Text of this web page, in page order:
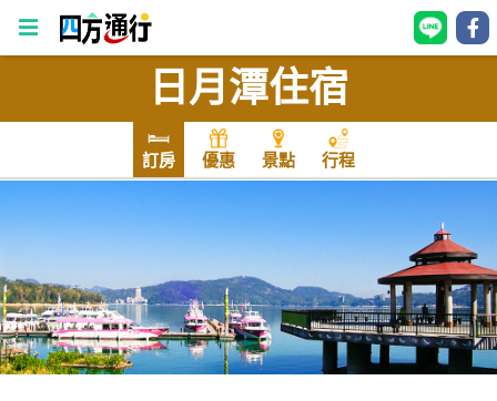
行
台
灣
訂
日月潭住宿
訂房 優惠 景點 行程